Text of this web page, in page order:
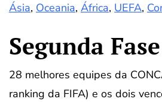
Ásia, Oceania, África, UEFA,
Segunda Fase
28 melhores equipes da
ranking da FIFA) e os dois